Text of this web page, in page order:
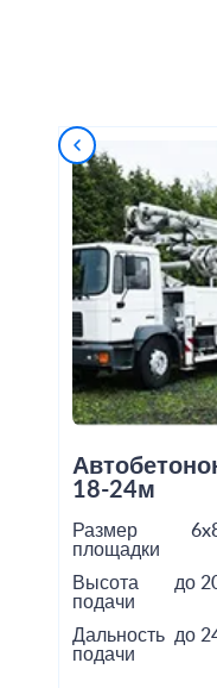
18-24м
Размер
площадки
Высота
подачи
до
Дальность
подачи
до